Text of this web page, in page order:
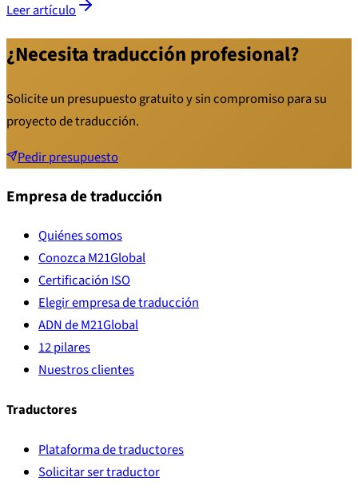
Leer artículo
¿Necesita traducción profesional?
Solicite un presupuesto gratuito y sin compromiso para su
proyecto de traducción.
Pedir presupuesto
Empresa de traducción
Quiénes somos
Conozca M21Global
Certificación ISO
Elegir empresa de traducción
ADN de M21Global
12 pilares
Nuestros clientes
Traductores
Plataforma de traductores
Solicitar ser traductor